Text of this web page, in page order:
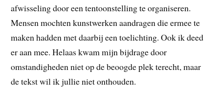
afwisseling door een tentoonstelling te organiseren.
Mensen mochten kunstwerken aandragen die ermee te
maken hadden met daarbij een toelichting. Ook ik deed
er aan mee. Helaas kwam mijn bijdrage door
omstandigheden niet op de beoogde plek terecht, maar
de tekst wil ik jullie niet onthouden.